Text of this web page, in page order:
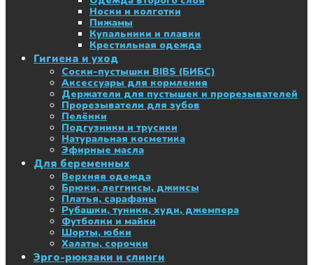
Носки и колготки
Пижамы
Купальники и плавки
Крестильная одежда
Гигиена и уход
Соски-пустышки BIBS (БИБС)
Аксессуары для кормления
Держатели для пустышек и прорезывателей
Прорезыватели для зубов
Пелёнки
Подгузники и трусики
Натуральная косметика
Эфирные масла
Для беременных
Верхняя одежда
Брюки, леггинсы, джинсы
Платья, сарафаны
Рубашки, туники, худи, джемпера
Футболки и майки
Шорты, юбки
Халаты, сорочки
Эрго-рюкзаки и слинги